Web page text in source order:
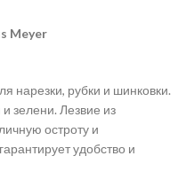
Meyer
нарезки, рубки и шинковки.
зелени. Лезвие из
остроту и
удобство и